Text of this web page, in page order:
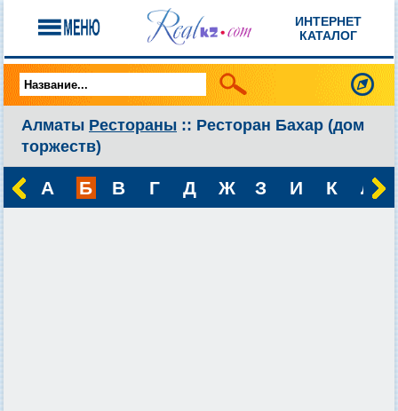
ИНТЕРНЕТ
КАТАЛОГ
Алматы Рестораны :: Ресторан Бахар (дом
торжеств)
А Б В Г Д Ж З И К Л